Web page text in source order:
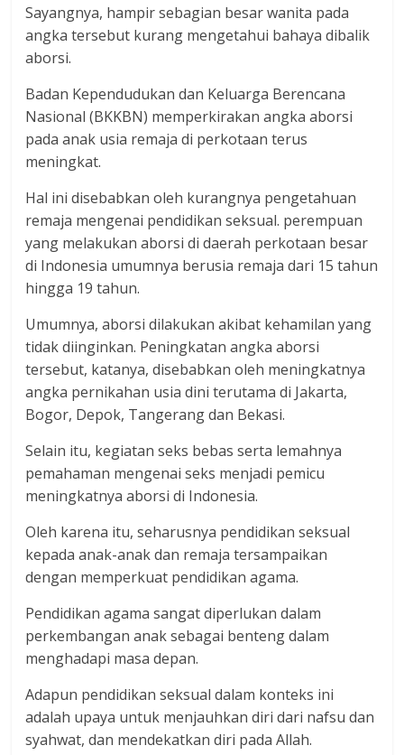
Sayangnya, hampir sebagian besar wanita pada
angka tersebut kurang mengetahui bahaya dibalik
aborsi.
Badan Kependudukan dan Keluarga Berencana
Nasional (BKKBN) memperkirakan angka aborsi
pada anak usia remaja di perkotaan terus
meningkat.
Hal ini disebabkan oleh kurangnya pengetahuan
remaja mengenai pendidikan seksual. perempuan
yang melakukan aborsi di daerah perkotaan besar
di Indonesia umumnya berusia remaja dari 15 tahun
hingga 19 tahun.
Umumnya, aborsi dilakukan akibat kehamilan yang
tidak diinginkan. Peningkatan angka aborsi
tersebut, katanya, disebabkan oleh meningkatnya
angka pernikahan usia dini terutama di Jakarta,
Bogor, Depok, Tangerang dan Bekasi.
Selain itu, kegiatan seks bebas serta lemahnya
pemahaman mengenai seks menjadi pemicu
meningkatnya aborsi di Indonesia.
Oleh karena itu, seharusnya pendidikan seksual
kepada anak-anak dan remaja tersampaikan
dengan memperkuat pendidikan agama.
Pendidikan agama sangat diperlukan dalam
perkembangan anak sebagai benteng dalam
menghadapi masa depan.
Adapun pendidikan seksual dalam konteks ini
adalah upaya untuk menjauhkan diri dari nafsu dan
syahwat, dan mendekatkan diri pada Allah.